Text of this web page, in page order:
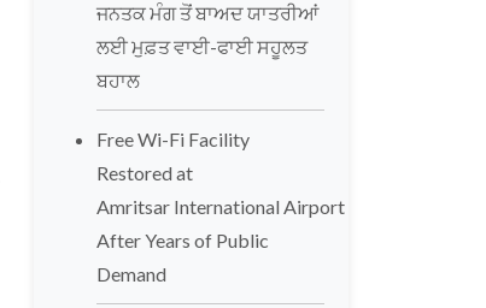
ਜਨਤਕ ਮੰਗ ਤੋਂ ਬਾਅਦ ਯਾਤਰੀਆਂ
ਲਈ ਮੁਫ਼ਤ ਵਾਈ-ਫਾਈ ਸਹੂਲਤ
ਬਹਾਲ
Free Wi-Fi Facility
Restored at
Amritsar International Airport
After Years of Public
Demand